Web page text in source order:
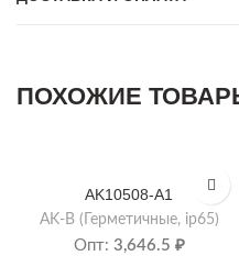
ПОХОЖИЕ
AK10508-A1
AK-B (Герметичные, ip65)
Опт: 3,646.5 ₽